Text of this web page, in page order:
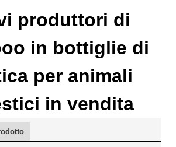
produttori di
in bottiglie di
per animali
in vendita